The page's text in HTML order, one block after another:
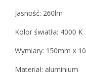
Jasność: 260lm
Kolor światła: 4000 K
Wymiary: 150mm x
Materiał: aluminium